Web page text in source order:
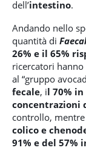
dell’intestino.
Andando nello
quantità di
26% e il 65%
ricercatori
al “gruppo
fecale, il 70%
concentrazioni
controllo,
colico e
91% e del 57%